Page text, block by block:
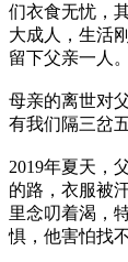
们衣食无忧，
大成人，生活
留下父亲一人。
母亲的离世对
有我们隔三岔
2019年夏天，
的路，衣服被
里念叨着渴，
惧，他害怕找